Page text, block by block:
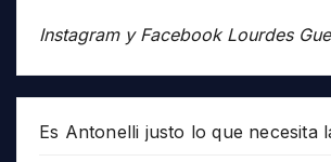
Instagram y Facebook Lourdes
Es Antonelli justo lo que necesita